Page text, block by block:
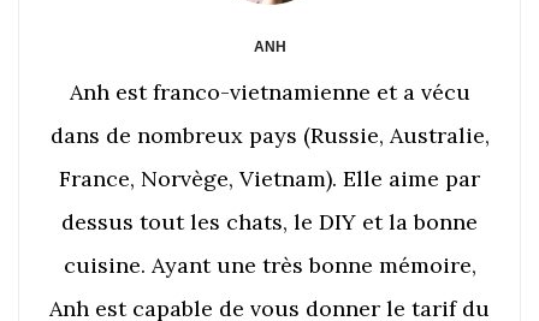
ANH
Anh est franco-vietnamienne et a vécu
dans de nombreux pays (Russie, Australie,
France, Norvège, Vietnam). Elle aime par
dessus tout les chats, le DIY et la bonne
cuisine. Ayant une très bonne mémoire,
Anh est capable de vous donner le tarif du